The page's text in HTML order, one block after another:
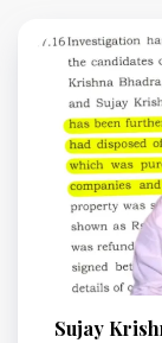
Sujay Krishna